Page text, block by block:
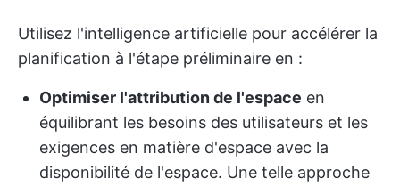
Utilisez l'intelligence artificielle pour accélérer la
planification à l'étape préliminaire en :
Optimiser l'attribution de l'espace en
équilibrant les besoins des utilisateurs et les
exigences en matière d'espace avec la
disponibilité de l'espace. Une telle approche